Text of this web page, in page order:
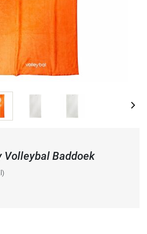
Volleybal Baddoek